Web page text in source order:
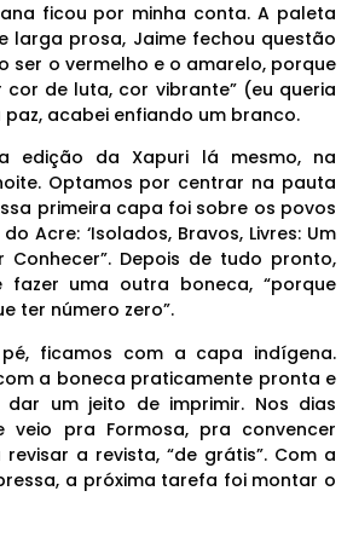
ficou por minha conta. A paleta
larga prosa, Jaime fechou questão
ser o vermelho e o amarelo, porque
de luta, cor vibrante” (eu queria
acabei enfiando um branco.
edição da Xapuri lá mesmo, na
Optamos por centrar na pauta
primeira capa foi sobre os povos
Acre: ‘Isolados, Bravos, Livres: Um
Conhecer”. Depois de tudo pronto,
fazer uma outra boneca, “porque
ter número zero”.
pé, ficamos com a capa indígena.
a boneca praticamente pronta e
um jeito de imprimir. Nos dias
veio pra Formosa, pra convencer
a revista, “de grátis”. Com a
a próxima tarefa foi montar o